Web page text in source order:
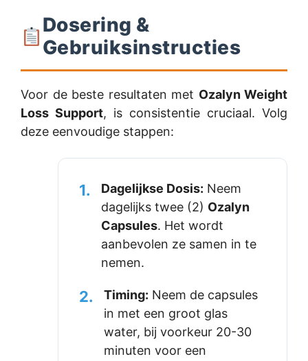
Dosering &
Gebruiksinstructies
Voor de beste resultaten met Ozalyn Weight
Loss Support, is consistentie cruciaal. Volg
deze eenvoudige stappen:
1. Dagelijkse Dosis: Neem
dagelijks twee (2) Ozalyn
Capsules. Het wordt
aanbevolen ze samen in te
nemen.
2. Timing: Neem de capsules
in met een groot glas
water, bij voorkeur 20-30
minuten voor een